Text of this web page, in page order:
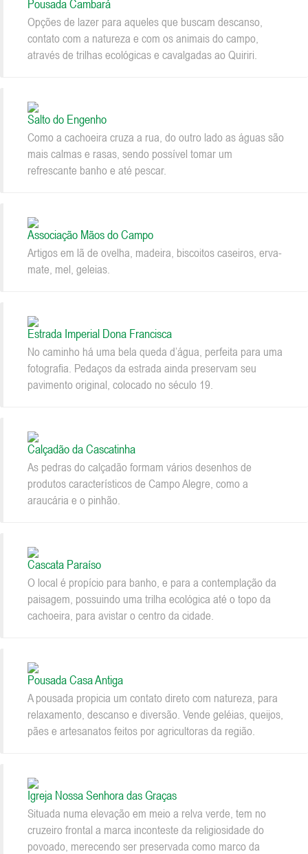
Pousada Cambará
Opções de lazer para aqueles que buscam descanso,
contato com a natureza e com os animais do campo,
através de trilhas ecológicas e cavalgadas ao Quiriri.
Salto do Engenho
Como a cachoeira cruza a rua, do outro lado as águas são
mais calmas e rasas, sendo possível tomar um
refrescante banho e até pescar.
Associação Mãos do Campo
Artigos em lã de ovelha, madeira, biscoitos caseiros, erva-
mate, mel, geleias.
Estrada Imperial Dona Francisca
No caminho há uma bela queda d’água, perfeita para uma
fotografia. Pedaços da estrada ainda preservam seu
pavimento original, colocado no século 19.
Calçadão da Cascatinha
As pedras do calçadão formam vários desenhos de
produtos característicos de Campo Alegre, como a
araucária e o pinhão.
Cascata Paraíso
O local é propício para banho, e para a contemplação da
paisagem, possuindo uma trilha ecológica até o topo da
cachoeira, para avistar o centro da cidade.
Pousada Casa Antiga
A pousada propicia um contato direto com natureza, para
relaxamento, descanso e diversão. Vende geléias, queijos,
pães e artesanatos feitos por agricultoras da região.
Igreja Nossa Senhora das Graças
Situada numa elevação em meio a relva verde, tem no
cruzeiro frontal a marca inconteste da religiosidade do
povoado, merecendo ser preservada como marco da